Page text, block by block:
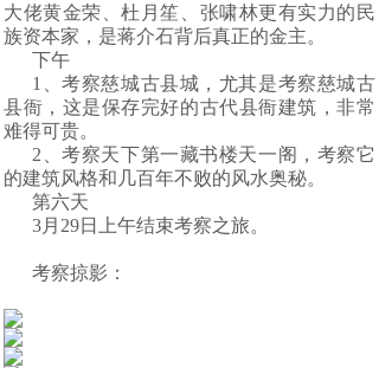
大佬黄金荣、杜月笙、张啸林更有实力的民
族资本家，是蒋介石背后真正的金主。
下午
1、考察慈城古县城，尤其是考察慈城古
县衙，这是保存完好的古代县衙建筑，非常
难得可贵。
2、考察天下第一藏书楼天一阁，考察它
的建筑风格和几百年不败的风水奥秘。
第六天
3月29日上午结束考察之旅。
考察掠影：